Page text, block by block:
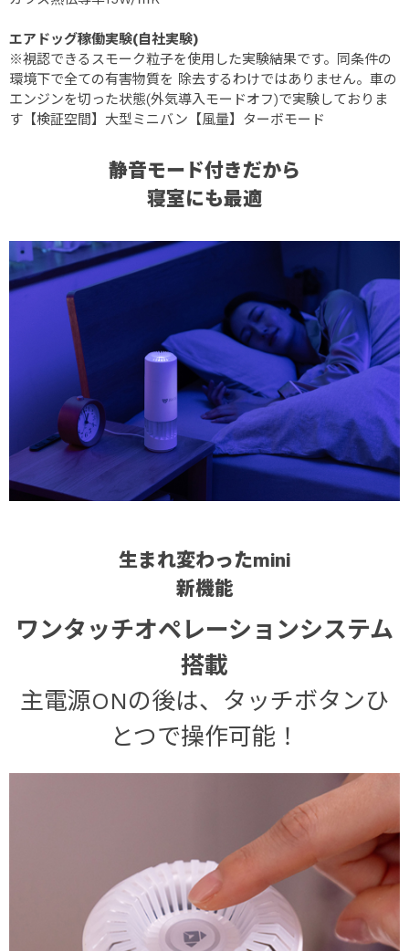
エアドッグ稼働実験(自社実験)
※視認できるスモーク粒子を使用した実験結果です。同条件の
環境下で全ての有害物質を 除去するわけではありません。車の
エンジンを切った状態(外気導入モードオフ)で実験しておりま
す【検証空間】大型ミニバン【風量】ターボモード
静音モード付きだから
寝室にも最適
生まれ変わったmini
新機能
ワンタッチオペレーションシステム
搭載
主電源ONの後は、タッチボタンひ
とつで操作可能！